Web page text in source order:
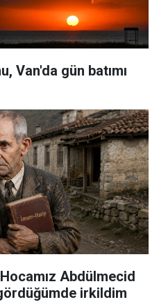
Van'da gün batımı
Abdülmecid
irkildim